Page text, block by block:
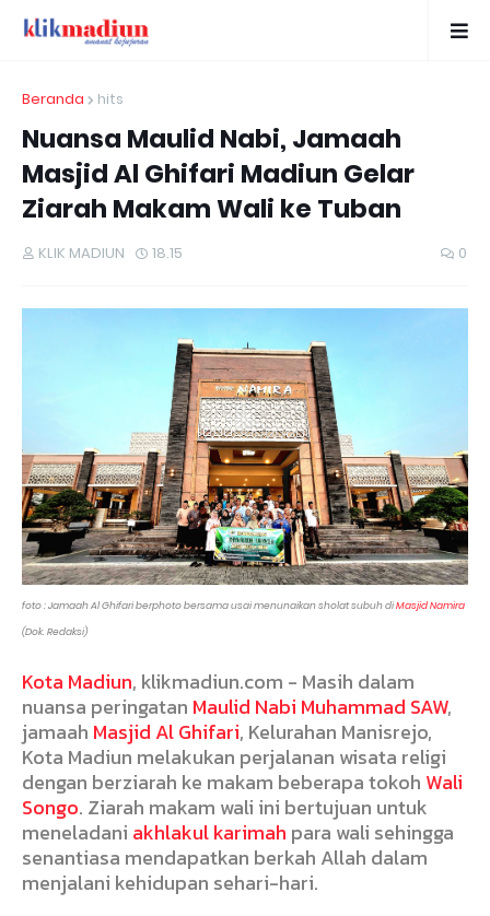
Beranda hits
Nuansa Maulid Nabi, Jamaah
Masjid Al Ghifari Madiun Gelar
Ziarah Makam Wali ke Tuban
KLIK MADIUN 18.15 0
foto : Jamaah Al Ghifari berphoto bersama usai menunaikan sholat subuh diMasjid Namira
(Dok. Redaksi)
Kota Madiun, klikmadiun.com - Masih dalam
nuansa peringatan Maulid Nabi Muhammad SAW,
jamaah Masjid Al Ghifari, Kelurahan Manisrejo,
Kota Madiun melakukan perjalanan wisata religi
dengan berziarah ke makam beberapa tokoh Wali
Songo. Ziarah makam wali ini bertujuan untuk
meneladani akhlakul karimah para wali sehingga
senantiasa mendapatkan berkah Allah dalam
menjalani kehidupan sehari-hari.